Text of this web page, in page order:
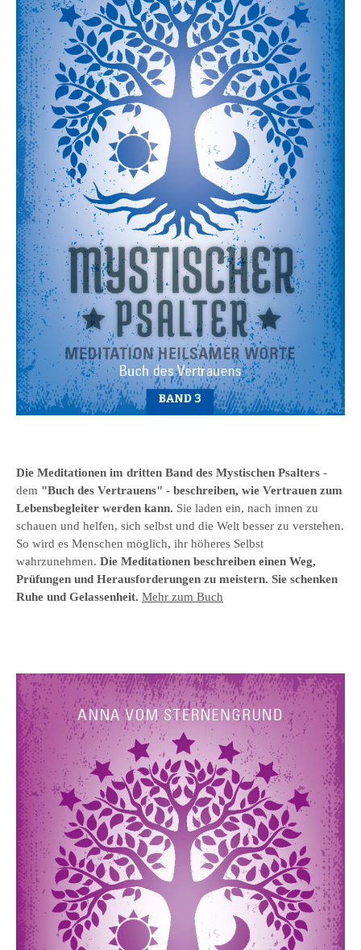
Die Meditationen im dritten Band des Mystischen Psalters -
dem "Buch des Vertrauens" - beschreiben, wie Vertrauen zum
Lebensbegleiter werden kann. Sie laden ein, nach innen zu
schauen und helfen, sich selbst und die Welt besser zu verstehen.
So wird es Menschen möglich, ihr höheres Selbst
wahrzunehmen. Die Meditationen beschreiben einen Weg,
Prüfungen und Herausforderungen zu meistern. Sie schenken
Ruhe und Gelassenheit. Mehr zum Buch